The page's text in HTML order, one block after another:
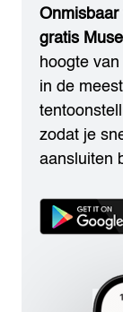
gratis
hoogte
in de
zodat je
aansluiten